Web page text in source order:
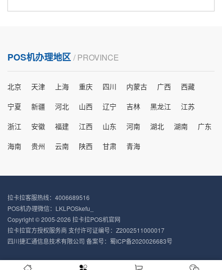
POS机办理地区 / PROVINCE
北京 天津 上海 重庆 四川 内蒙古 广西
西藏
宁夏
新疆 河北 山西 辽宁 吉林 黑龙江
江苏
浙江
安徽 福建 江西 山东 河南 湖北 湖南
广东
海南
贵州 云南 陕西 甘肃 青海
拉卡拉客服热线：4006689516
POS机办理微信：LKLPOSkefu_
Copyright © 2005-2026 拉卡拉POS机官网
拉卡拉官方授权服务商 支付许可证编号：Z2002511000017
四川捷汇通信息技术有限公司 备案号： 蜀ICP备2020026683号